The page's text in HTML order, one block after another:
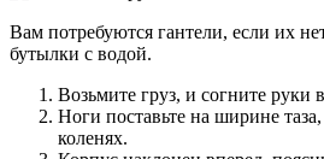
Вам потребуются гантели, если их
бутылки с водой.
Возьмите груз, и согните руки
Ноги поставьте на ширине таза,
коленях.